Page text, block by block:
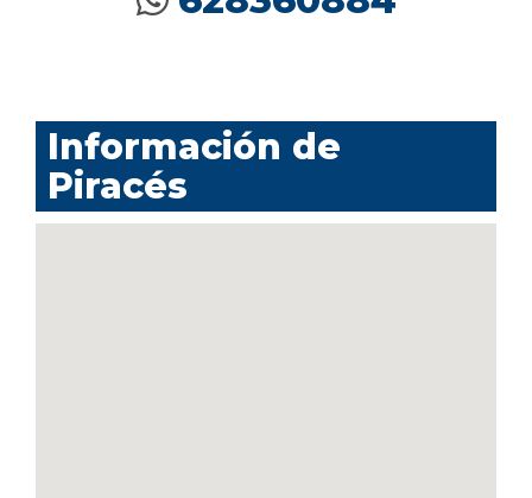
Información de
Piracés